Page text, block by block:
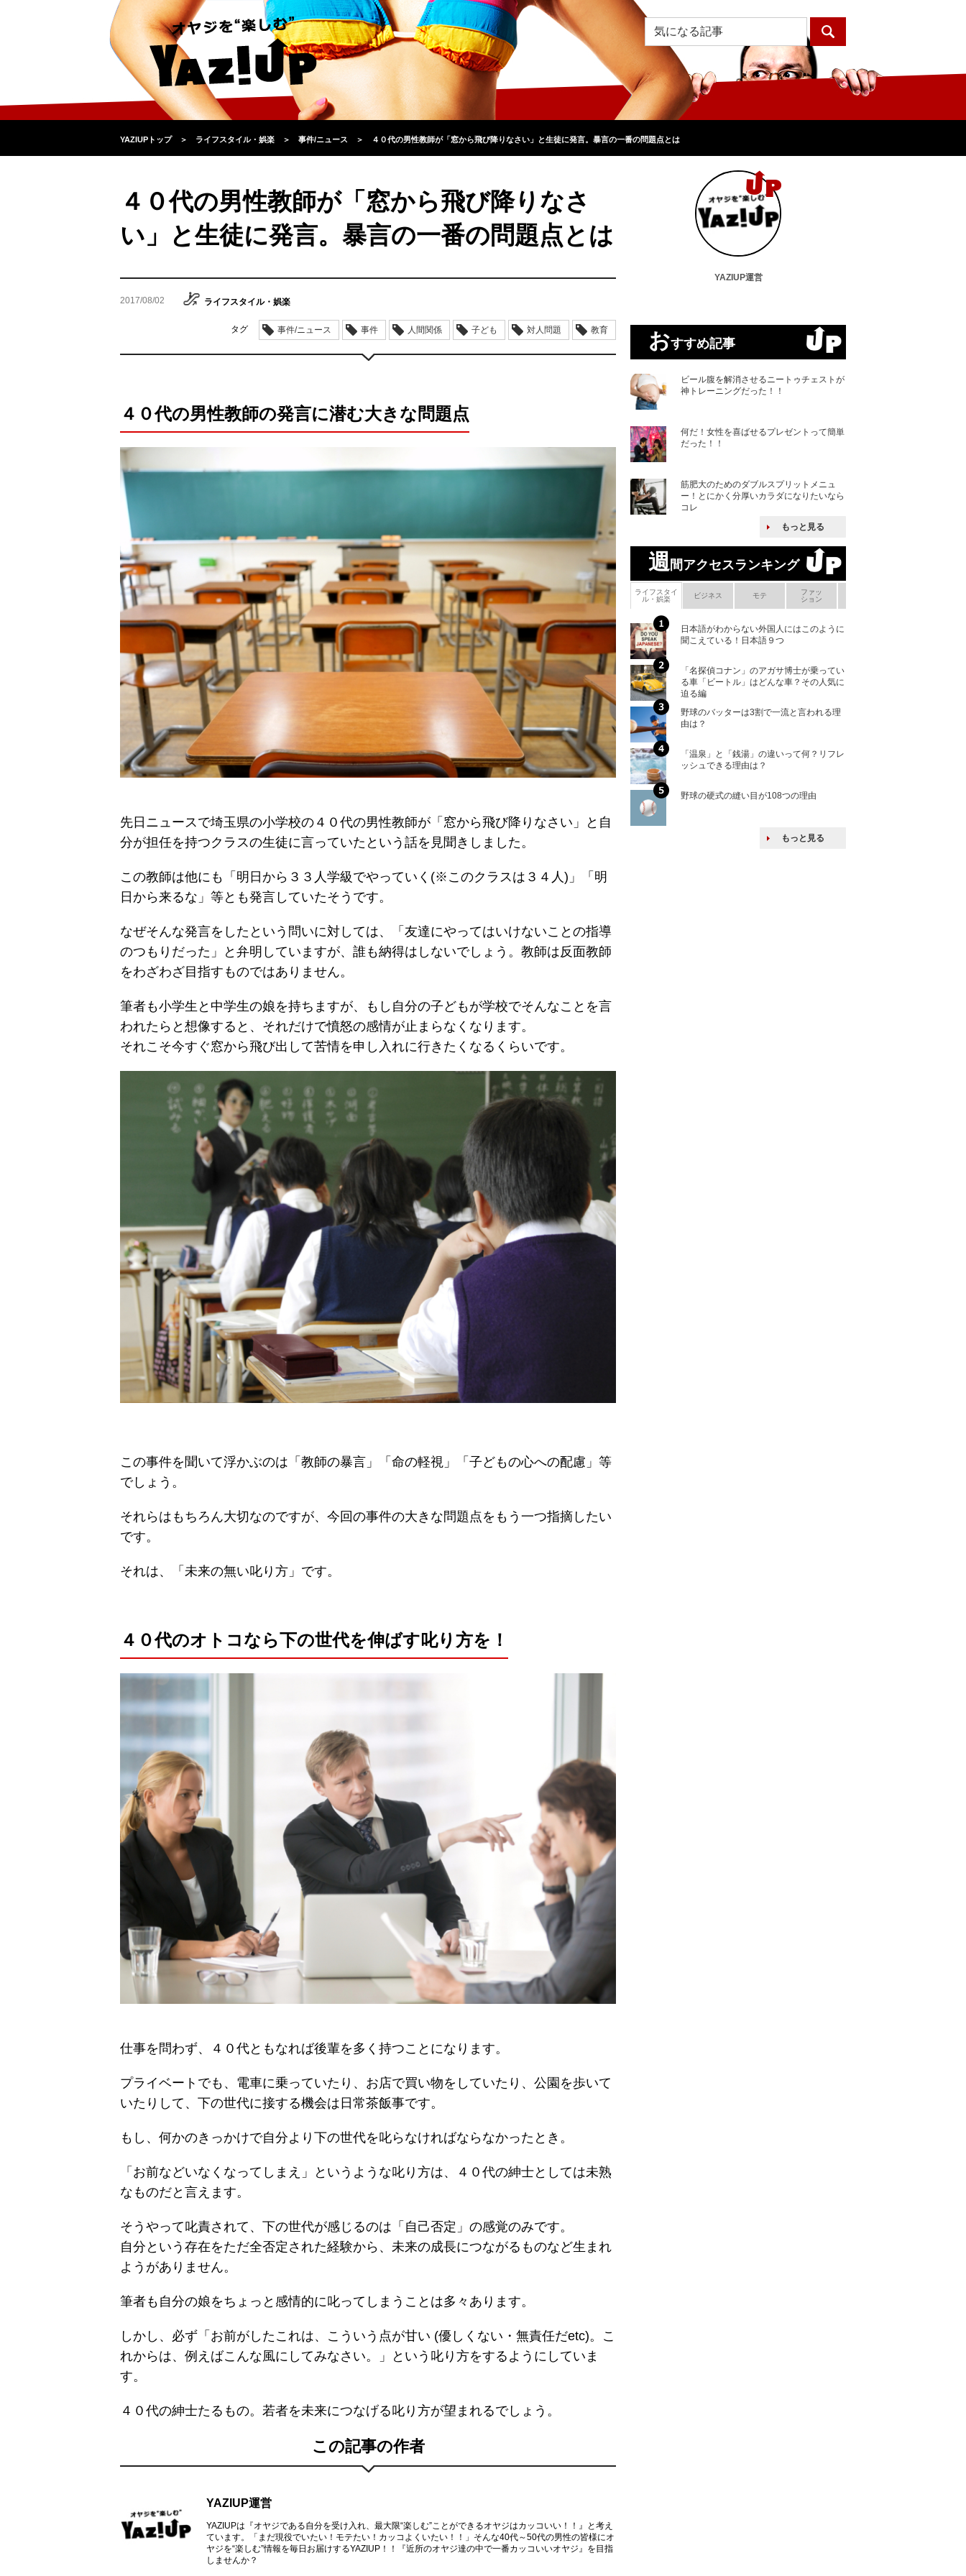
YAZIUPトップ ＞ ライフスタイル・娯楽 ＞ 事件/ニュース ＞ ４０代の男性教師が「窓から飛び降りなさい」と生徒に発言。暴言の一番の問題点とは
４０代の男性教師が「窓から飛び降りなさ
い」と生徒に発言。暴言の一番の問題点とは
2017/08/02 ライフスタイル・娯楽
タグ 事件/ニュース 事件 人間関係 子ども 対人問題 教育
４０代の男性教師の発言に潜む大きな問題点
先日ニュースで埼玉県の小学校の４０代の男性教師が「窓から飛び降りなさい」と自
分が担任を持つクラスの生徒に言っていたという話を見聞きしました。
この教師は他にも「明日から３３人学級でやっていく(※このクラスは３４人)」「明
日から来るな」等とも発言していたそうです。
なぜそんな発言をしたという問いに対しては、「友達にやってはいけないことの指導
のつもりだった」と弁明していますが、誰も納得はしないでしょう。教師は反面教師
をわざわざ目指すものではありません。
筆者も小学生と中学生の娘を持ちますが、もし自分の子どもが学校でそんなことを言
われたらと想像すると、それだけで憤怒の感情が止まらなくなります。
それこそ今すぐ窓から飛び出して苦情を申し入れに行きたくなるくらいです。
この事件を聞いて浮かぶのは「教師の暴言」「命の軽視」「子どもの心への配慮」等
でしょう。
それらはもちろん大切なのですが、今回の事件の大きな問題点をもう一つ指摘したい
です。
それは、「未来の無い叱り方」です。
４０代のオトコなら下の世代を伸ばす叱り方を！
仕事を問わず、４０代ともなれば後輩を多く持つことになります。
プライベートでも、電車に乗っていたり、お店で買い物をしていたり、公園を歩いて
いたりして、下の世代に接する機会は日常茶飯事です。
もし、何かのきっかけで自分より下の世代を叱らなければならなかったとき。
「お前などいなくなってしまえ」というような叱り方は、４０代の紳士としては未熟
なものだと言えます。
そうやって叱責されて、下の世代が感じるのは「自己否定」の感覚のみです。
自分という存在をただ全否定された経験から、未来の成長につながるものなど生まれ
ようがありません。
筆者も自分の娘をちょっと感情的に叱ってしまうことは多々あります。
しかし、必ず「お前がしたこれは、こういう点が甘い (優しくない・無責任だetc)。こ
れからは、例えばこんな風にしてみなさい。」という叱り方をするようにしていま
す。
４０代の紳士たるもの。若者を未来につなげる叱り方が望まれるでしょう。
この記事の作者
YAZIUP運営
YAZIUPは『オヤジである自分を受け入れ、最大限“楽しむ”ことができるオヤジはカッコいい！！』と考え
ています。「まだ現役でいたい！モテたい！カッコよくいたい！！」そんな40代～50代の男性の皆様にオ
ヤジを“楽しむ”情報を毎日お届けするYAZIUP！！『近所のオヤジ達の中で一番カッコいいオヤジ』を目指
しませんか？
YAZIUP運営
おすすめ記事
ビール腹を解消させるニートゥチェストが
神トレーニングだった！！
何だ！女性を喜ばせるプレゼントって簡単
だった！！
筋肥大のためのダブルスプリットメニュ
ー！とにかく分厚いカラダになりたいなら
コレ
もっと見る
週間アクセスランキング
ライフスタイ
ル・娯楽
ビジネス モテ
ファッ
ション
日本語がわからない外国人にはこのように
聞こえている！日本語９つ
「名探偵コナン」のアガサ博士が乗ってい
る車「ビートル」はどんな車？その人気に
迫る編
野球のバッターは3割で一流と言われる理
由は？
「温泉」と「銭湯」の違いって何？リフレ
ッシュできる理由は？
野球の硬式の縫い目が108つの理由
もっと見る